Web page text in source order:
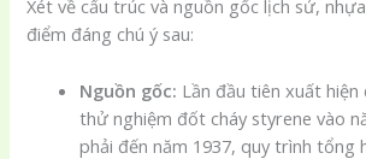
Xét về cấu trúc và nguồn gốc lịch sử,
điểm đáng chú ý sau:
Nguồn gốc: Lần đầu tiên xuất
thử nghiệm đốt cháy styrene vào
phải đến năm 1937, quy trình tổng